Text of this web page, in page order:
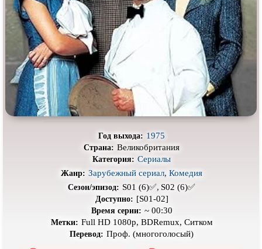
Про гонки Про деревню
Про динозавров
Про животных Про зомби
Про инопланетян
Про корабли и подводные
лодки
Про космос
Про любовь
Про маньяков исерийных
Про мафию
Про пиратов
Про подростков Про путешествия
Про рыцарей
Про собак
Про снайперов Про супергероев
Год выхода: 1975
Страна: Великобритания
Категория: Сериалы
Жанр: Зарубежный сериал, Комедия
Сезон/эпизод: S01 (6)✅, S02 (6)✅
Доступно: [S01-02]
Время серии: ~ 00:30
Метки: Full HD 1080p, BDRemux, Ситком
Перевод: Проф. (многоголосый)